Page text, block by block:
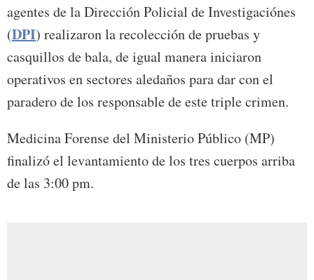
agentes de la Dirección Policial de Investigaciónes
(DPI) realizaron la recolección de pruebas y
casquillos de bala, de igual manera iniciaron
operativos en sectores aledaños para dar con el
paradero de los responsable de este triple crimen.
Medicina Forense del Ministerio Público (MP)
finalizó el levantamiento de los tres cuerpos arriba
de las 3:00 pm.